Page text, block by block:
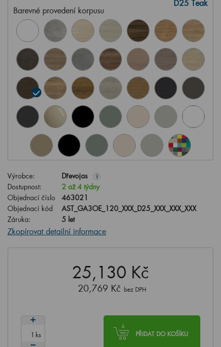
Barevné provedení korpusu
D25 Teak
Výrobce: Dřevojas i
Dostupnost:
2 až 4 týdny
Objednací číslo
463021
Objednací kód
AST_GA3OE_120_XXX_D25_XXX_XXX_XXX
Záruka:
5 let
Zkopírovat detailní informace
25,130 Kč
20,769 Kč bez DPH
PŘIDAT DO KOŠÍKU
ks